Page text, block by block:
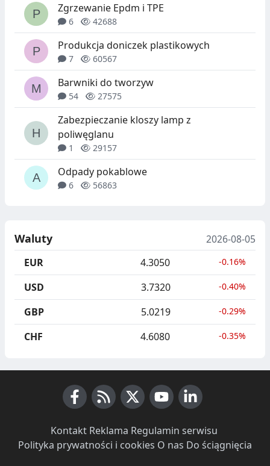
Zgrzewanie Epdm i TPE
6 42688
Produkcja doniczek plastikowych
7 60567
Barwniki do tworzyw
54 27575
Zabezpieczanie kloszy lamp z
poliwęglanu
1 29157
Odpady pokablowe
6 56863
Waluty
2026-08-05
EUR
4.3050 -0.16%
USD 3.7320 -0.40%
GBP 5.0219 -0.29%
CHF 4.6080 -0.35%
Kontakt· Reklama Regulamin serwisu
Polityka prywatności i cookies O nas Do ściągnięcia